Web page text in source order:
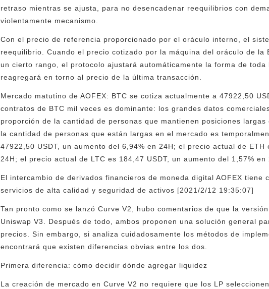
retraso mientras se ajusta, para no desencadenar reequilibrios con
violentamente mecanismo.
Con el precio de referencia proporcionado por el oráculo interno, el
reequilibrio. Cuando el precio cotizado por la máquina del oráculo de la
un cierto rango, el protocolo ajustará automáticamente la forma de
reagregará en torno al precio de la última transacción.
Mercado matutino de AOFEX: BTC se cotiza actualmente a 47922,50
contratos de BTC mil veces es dominante: los grandes datos
proporción de la cantidad de personas que mantienen posiciones
la cantidad de personas que están largas en el mercado es
47922,50 USDT, un aumento del 6,94% en 24H; el precio actual de
24H; el precio actual de LTC es 184,47 USDT, un aumento del 1,57% en
El intercambio de derivados financieros de moneda digital AOFEX tiene
servicios de alta calidad y seguridad de activos [2021/2/12 19:35:07]
Tan pronto como se lanzó Curve V2, hubo comentarios de que la
Uniswap V3. Después de todo, ambos proponen una solución general
precios. Sin embargo, si analiza cuidadosamente los métodos de
encontrará que existen diferencias obvias entre los dos.
Primera diferencia: cómo decidir dónde agregar liquidez
La creación de mercado en Curve V2 no requiere que los LP